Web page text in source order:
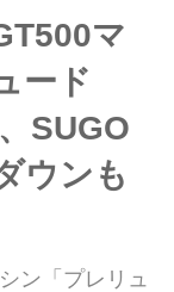
マ
ード
SUGO
ウンも
ン「プレリュ